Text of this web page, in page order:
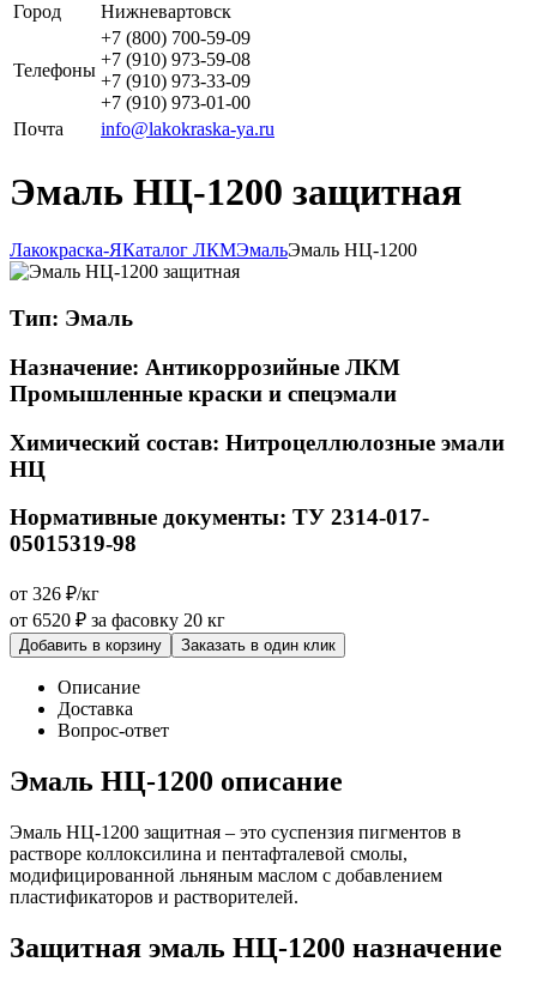
Город Нижневартовск
Телефоны
+7 (800) 700-59-09
+7 (910) 973-59-08
+7 (910) 973-33-09
+7 (910) 973-01-00
Почта
info@lakokraska-ya.ru
Эмаль НЦ-1200 защитная
Лакокраска-ЯКаталог ЛКМЭмальЭмаль НЦ-1200
Тип: Эмаль
Назначение: Антикоррозийные ЛКМ
Промышленные краски и спецэмали
Химический состав: Нитроцеллюлозные эмали
НЦ
Нормативные документы: ТУ 2314-017-
05015319-98
от 326 ₽/кг
от 6520 ₽ за фасовку 20 кг
Добавить в корзину Заказать в один клик
Описание
Доставка
Вопрос-ответ
Эмаль НЦ-1200 описание
Эмаль НЦ-1200 защитная – это суспензия пигментов в
растворе коллоксилина и пентафталевой смолы,
модифицированной льняным маслом с добавлением
пластификаторов и растворителей.
Защитная эмаль НЦ-1200 назначение